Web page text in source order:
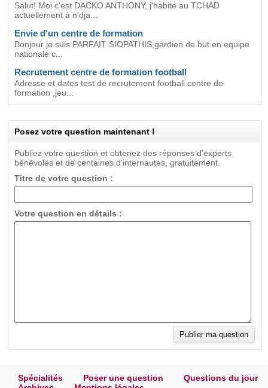
Salut! Moi c'est DACKO ANTHONY, j'habite au TCHAD
actuellement à n'dja...
Envie d'un centre de formation
Bonjour je suis PARFAIT SIOPATHIS,gardien de but en equipe
nationale c...
Recrutement centre de formation football
Adresse et dates test de recrutement football centre de
formation ,jeu...
Posez votre question maintenant !
Publiez votre question et obtenez des réponses d'experts
bénévoles et de centaines d'internautes, gratuitement.
Titre de votre question :
Votre question en détails :
Spécialités Poser une question
Questions du jour